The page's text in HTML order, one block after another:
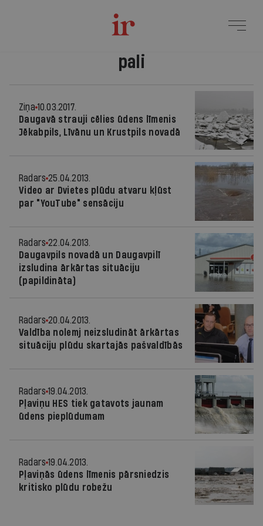
pali
Ziņa 10.03.2017.
Daugavā strauji cēlies ūdens līmenis
Jēkabpils, Līvānu un Krustpils novadā
Radars 25.04.2013.
Video ar Dvietes plūdu atvaru kļūst
par "YouTube" sensāciju
Radars 22.04.2013.
Daugavpils novadā un Daugavpilī
izsludina ārkārtas situāciju
(papildināta)
Radars 20.04.2013.
Valdība nolemj neizsludināt ārkārtas
situāciju plūdu skartajās pašvaldībās
Radars 19.04.2013.
Pļaviņu HES tiek gatavots jaunam
ūdens pieplūdumam
Radars 19.04.2013.
Pļaviņās ūdens līmenis pārsniedzis
kritisko plūdu robežu